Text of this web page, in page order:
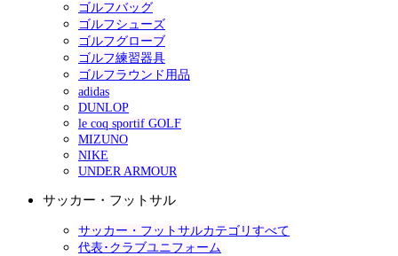
ゴルフバッグ
ゴルフシューズ
ゴルフグローブ
ゴルフ練習器具
ゴルフラウンド用品
adidas
DUNLOP
le coq sportif GOLF
MIZUNO
NIKE
UNDER ARMOUR
サッカー・フットサル
サッカー・フットサルカテゴリすべて
代表･クラブユニフォーム